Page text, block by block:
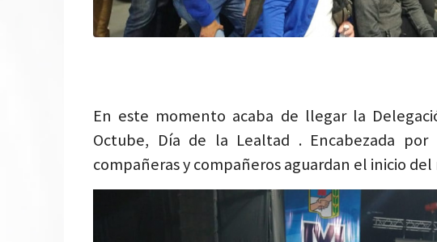
En este momento acaba de llegar la
Octube, Día de la Lealtad . Encabezada
compañeras y compañeros aguardan el inicio